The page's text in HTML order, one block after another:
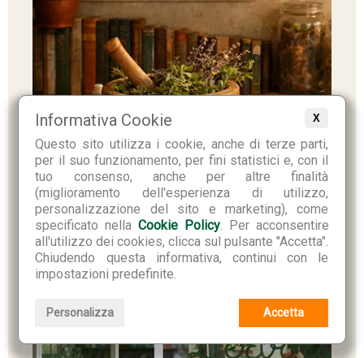
X
Informativa Cookie
Questo sito utilizza i cookie, anche di terze parti,
per il suo funzionamento, per fini statistici e, con il
tuo consenso, anche per altre finalità
(miglioramento dell'esperienza di utilizzo,
personalizzazione del sito e marketing), come
specificato nellaCookie Policy. Per acconsentire
all'utilizzo dei cookies, clicca sul pulsante "Accetta".
Chiudendo questa informativa, continui con le
impostazioni predefinite.
Personalizza Accetta